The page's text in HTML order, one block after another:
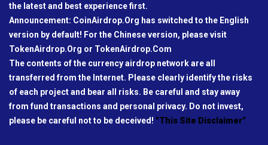
the latest and best experience first.
Announcement: CoinAirdrop.Org has switched to the English
version by default! For the Chinese version, please visit
TokenAirdrop.Org or TokenAirdrop.Com
The contents of the currency airdrop network are all
transferred from the Internet. Please clearly identify the risks
of each project and bear all risks. Be careful and stay away
from fund transactions and personal privacy. Do not invest,
please be careful not to be deceived! "This Site Disclaimer"